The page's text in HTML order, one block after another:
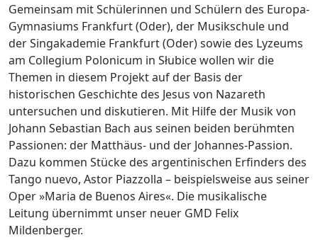
Gemeinsam mit Schülerinnen und Schülern des Europa-
Gymnasiums Frankfurt (Oder), der Musikschule und
der Singakademie Frankfurt (Oder) sowie des Lyzeums
am Collegium Polonicum in Słubice wollen wir die
Themen in diesem Projekt auf der Basis der
historischen Geschichte des Jesus von Nazareth
untersuchen und diskutieren. Mit Hilfe der Musik von
Johann Sebastian Bach aus seinen beiden berühmten
Passionen: der Matthäus- und der Johannes-Passion.
Dazu kommen Stücke des argentinischen Erfinders des
Tango nuevo, Astor Piazzolla – beispielsweise aus seiner
Oper »Maria de Buenos Aires«. Die musikalische
Leitung übernimmt unser neuer GMD Felix
Mildenberger.